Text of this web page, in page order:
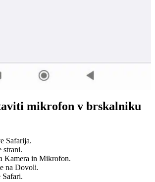
mikrofon v brskalniku
Safarija.
strani.
Kamera in Mikrofon.
na Dovoli.
Safari.